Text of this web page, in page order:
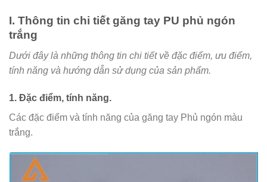
I. Thông tin chi tiết găng tay PU phủ ngón
trắng
Dưới đây là những thông tin chi tiết về đặc điểm, ưu điểm,
tính năng và hướng dẫn sử dụng của sản phẩm.
1. Đặc điểm, tính năng.
Các đặc điểm và tính năng của găng tay Phủ ngón màu
trắng.